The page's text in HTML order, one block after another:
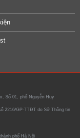
Số 01, phố Nguyễn Huy
2216/GP-TTĐT do Sở Thông tin
phố Hà Nội